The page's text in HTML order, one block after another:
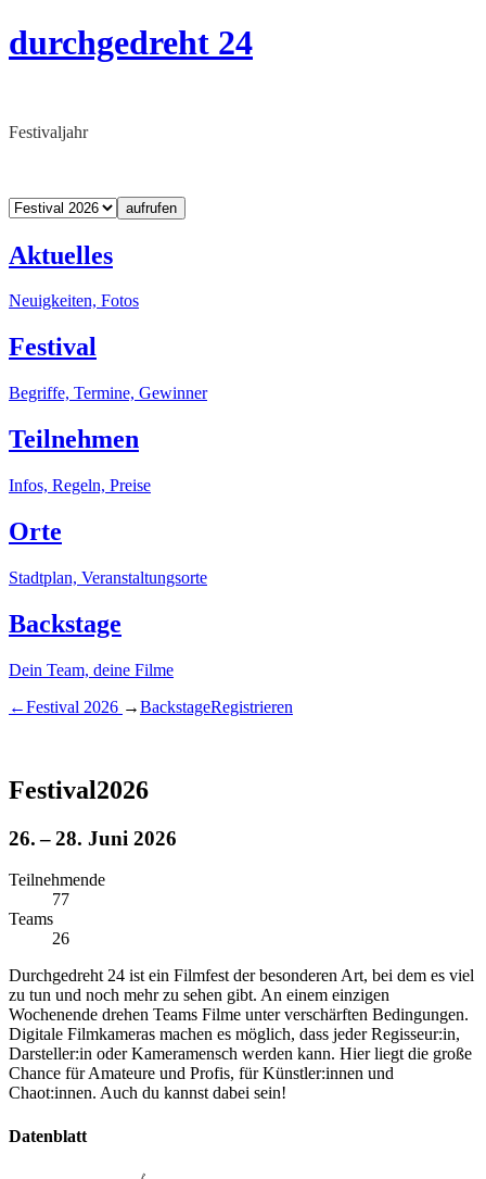
durchgedreht 24
Festivaljahr
aufrufen
Aktuelles
Neuigkeiten, Fotos
Festival
Begriffe, Termine, Gewinner
Teilnehmen
Infos, Regeln, Preise
Orte
Stadtplan, Veranstaltungsorte
Backstage
Dein Team, deine Filme
←Festival 2026 →BackstageRegistrieren
Festival2026
26. – 28. Juni 2026
Teilnehmende
77
Teams
26
Durchgedreht 24 ist ein Filmfest der besonderen Art, bei dem es viel
zu tun und noch mehr zu sehen gibt. An einem einzigen
Wochenende drehen Teams Filme unter verschärften Bedingungen.
Digitale Filmkameras machen es möglich, dass jeder Regisseur:in,
Darsteller:in oder Kameramensch werden kann. Hier liegt die große
Chance für Amateure und Profis, für Künstler:innen und
Chaot:innen. Auch du kannst dabei sein!
Datenblatt